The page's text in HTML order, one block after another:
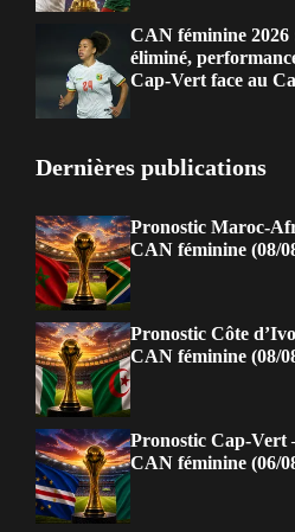
CAN féminine 2026
éliminé,
Cap-Vert face au
Dernières publications
Pronostic Maroc-
CAN féminine (08/
Pronostic Côte
CAN féminine (08/
Pronostic Cap-Vert
CAN féminine (06/